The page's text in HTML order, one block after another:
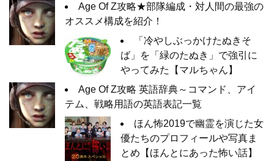
Age Of Z攻略★部隊編成・対人間の最強の
オススメ構成を紹介！
「冷やしぶっかけたぬきそ
ば」を「緑のたぬき」で強引に
やってみた【マルちゃん】
Age Of Z攻略 英語辞典～コマンド、アイ
テム、戦略用語の英語表記一覧
ほん怖2019で幽霊を演じた女
優たちのプロフィールや写真ま
とめ【ほんとにあった怖い話】